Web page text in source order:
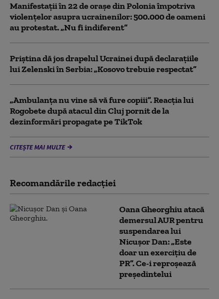
Manifestații în 22 de orașe din Polonia împotriva
violențelor asupra ucrainenilor: 500.000 de oameni
au protestat. „Nu fi indiferent”
Priștina dă jos drapelul Ucrainei după declarațiile
lui Zelenski în Serbia: „Kosovo trebuie respectat”
„Ambulanța nu vine să vă fure copiii”. Reacția lui
Rogobete după atacul din Cluj pornit de la
dezinformări propagate pe TikTok
CITEȘTE MAI MULTE
Recomandările redacţiei
Oana Gheorghiu atacă
demersul AUR pentru
suspendarea lui
Nicușor Dan: „Este
doar un exercițiu de
PR”. Ce-i reproșează
președintelui